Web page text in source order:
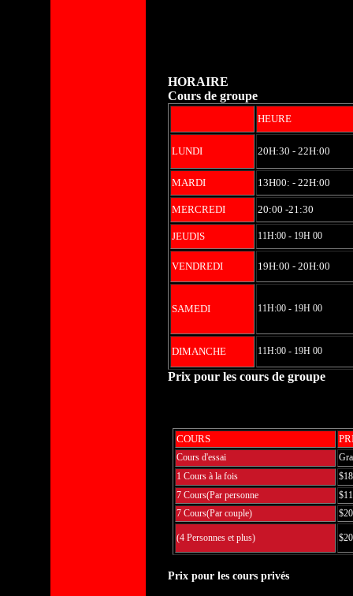
HORAIRE
Cours de groupe
HEURE
LUNDI 20H:30 - 22H:00
MARDI 13H00: - 22H:00
MERCREDI 20:00 -21:30
JEUDIS 11H:00 - 19H 00
VENDREDI 19H:00 - 20H:00
SAMEDI 11H:00 - 19H 00
DIMANCHE 11H:00 - 19H 00
Prix pour les cours de groupe
COURS
Cours d'essai
1 Cours à la fois
7 Cours(Par personne
7 Cours(Par couple)
(4 Personnes et plus)
Prix pour les cours privés